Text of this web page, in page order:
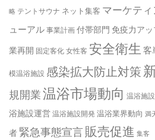
略 テントサウナ ネット集客 マーケテ
ューアル 事業計画 付帯部門 免疫力ア
業再開 固定客化女性客 安全衛生 客
模温浴施設 感染拡大防止対策
規開業温浴市場動向 温浴施
浴施設運営温浴施設開発 温浴業界動向 満
者 緊急事態宣言販売促進 集客